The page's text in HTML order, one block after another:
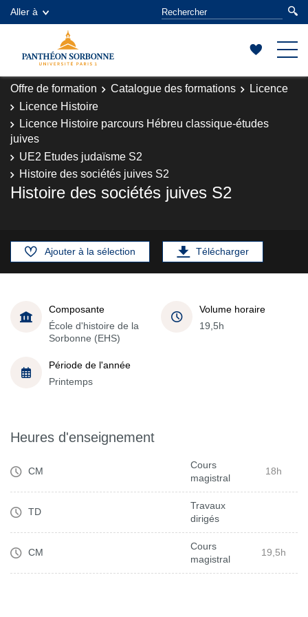
Aller à
Offre de formation Catalogue des formations
Licence
Licence Histoire
Licence Histoire parcours Hébreu classique-études
juives
UE2 Etudes judaïsme S2
Histoire des sociétés juives S2
Histoire des sociétés juives S2
Ajouter à la sélection Télécharger
Composante
École d'histoire de la
Sorbonne (EHS)
Volume horaire
19,5h
Période de l'année
Printemps
Heures d'enseignement
CM
Cours
magistral
18h
TD
Travaux
dirigés
CM
Cours
magistral
19,5h